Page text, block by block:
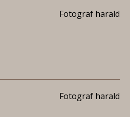
Fotograf harald
Fotograf harald